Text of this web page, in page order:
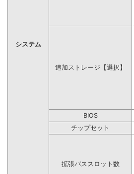
システム
追加ストレージ【選択】
BIOS
チップセット
拡張バススロット数